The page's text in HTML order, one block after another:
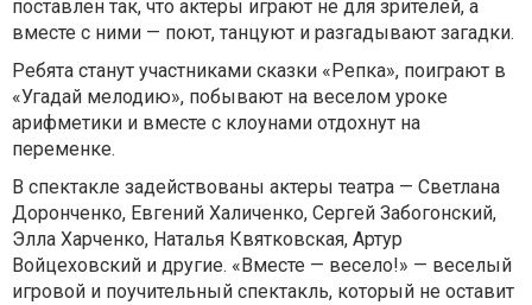
поставлен так, что актеры играют не для зрителей, а
вместе с ними — поют, танцуют и разгадывают загадки.
Ребята станут участниками сказки «Репка», поиграют в
«Угадай мелодию», побывают на веселом уроке
арифметики и вместе с клоунами отдохнут на
переменке.
В спектакле задействованы актеры театра — Светлана
Доронченко, Евгений Халиченко, Сергей Забогонский,
Элла Харченко, Наталья Квятковская, Артур
Войцеховский и другие. «Вместе — весело!» — веселый
игровой и поучительный спектакль, который не оставит